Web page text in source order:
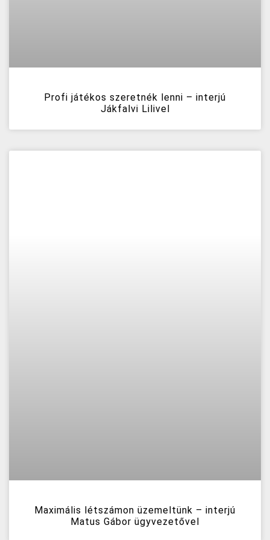
Profi játékos szeretnék lenni – interjú
Jákfalvi Lilivel
Maximális létszámon üzemeltünk – interjú
Matus Gábor ügyvezetővel